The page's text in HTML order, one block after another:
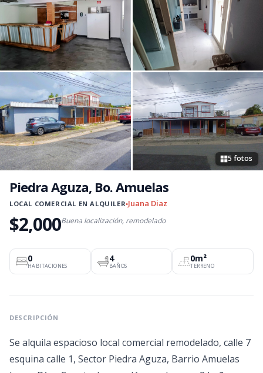
5 fotos
Piedra Aguza, Bo. Amuelas
LOCAL COMERCIAL EN ALQUILER●Juana Diaz
$2,000Buena localización, remodelado
0
HABITACIONES
4
BAÑOS
0m²
TERRENO
DESCRIPCIÓN
Se alquila espacioso local comercial remodelado, calle 7
esquina calle 1, Sector Piedra Aguza, Barrio Amuelas